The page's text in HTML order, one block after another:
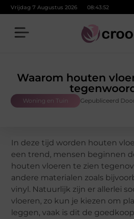
Vrijdag 7 Augustus 2026 08:43:53
Waarom houten
Woning en Tuin Gepubliceerd
In deze tijd worden houten
een trend, mensen beginnen
houten vloeren te zien
andere materialen zoals
vinyl. Natuurlijk zijn er allerlei
vloeren, zo kun je kiezen om
leggen, vaak is dit de